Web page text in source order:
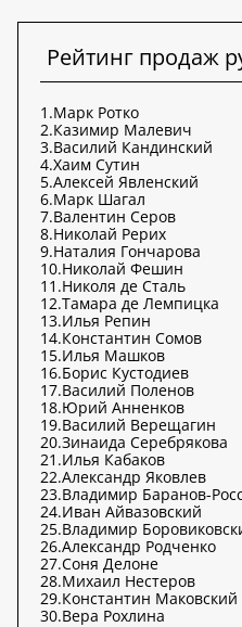
Рейтинг продаж
1.Марк Ротко
2.Казимир Малевич
3.Василий Кандинский
4.Хаим Сутин
5.Алексей Явленский
6.Марк Шагал
7.Валентин Серов
8.Николай Рерих
9.Наталия Гончарова
10.Николай Фешин
11.Николя де Сталь
12.Тамара де Лемпицка
13.Илья Репин
14.Константин Сомов
15.Илья Машков
16.Борис Кустодиев
17.Василий Поленов
18.Юрий Анненков
19.Василий Верещагин
20.Зинаида Серебрякова
21.Илья Кабаков
22.Александр Яковлев
23.Владимир Баранов-
24.Иван Айвазовский
25.Владимир
26.Александр Родченко
27.Соня Делоне
28.Михаил Нестеров
29.Константин Маковский
30.Вера Рохлина